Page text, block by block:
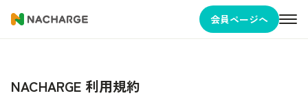
会員ページへ
NACHARGE 利用規約